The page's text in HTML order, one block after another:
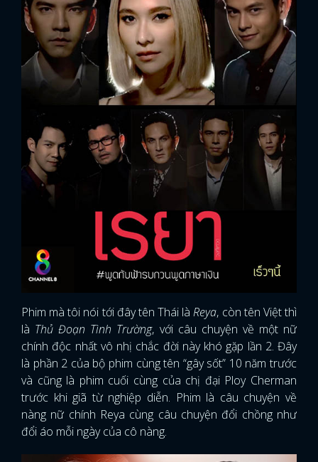
Phim mà tôi nói tới đây tên Thái làReya, còn tên Việt thì
là Thủ Đoạn Tình Trường, với câu chuyện về một nữ
chính độc nhất vô nhị chắc đời này khó gặp lần 2. Đây
là phần 2 của bộ phim cùng tên “gây sốt” 10 năm trước
và cũng là phim cuối cùng của chị đại Ploy Cherman
trước khi giã từ nghiệp diễn. Phim là câu chuyện về
nàng nữ chính Reya cùng câu chuyện đổi chồng như
đổi áo mỗi ngày của cô nàng.